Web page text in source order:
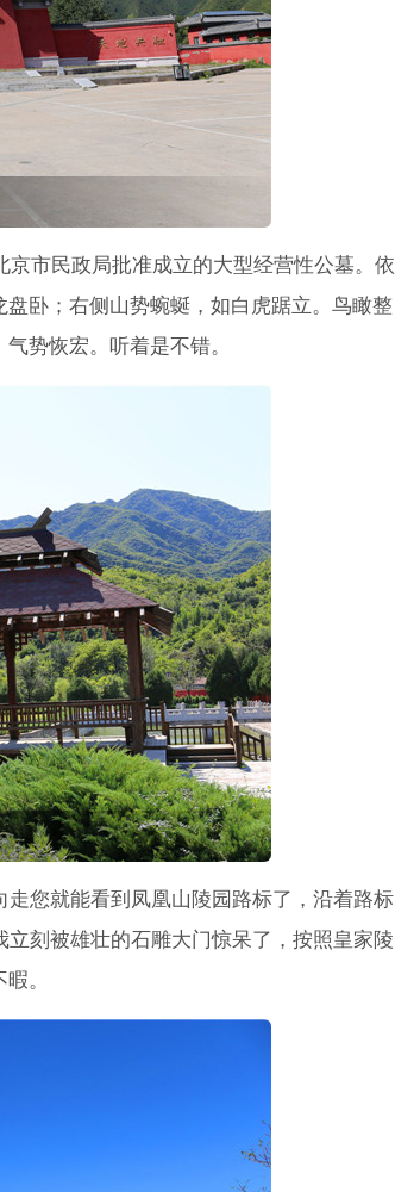
市民政局批准成立的大型经营性公墓。依
卧；右侧山势蜿蜒，如白虎踞立。鸟瞰整
势恢宏。听着是不错。
您就能看到凤凰山陵园路标了，沿着路标
刻被雄壮的石雕大门惊呆了，按照皇家陵
。